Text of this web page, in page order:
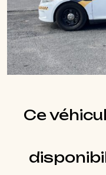
Ce